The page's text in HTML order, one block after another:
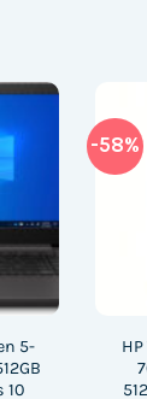
€.
5-
10
-58%